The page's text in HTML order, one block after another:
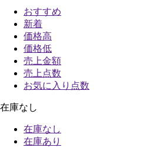
おすすめ
新着
価格高
価格低
売上金額
売上点数
お気に入り点数
在庫なし
在庫なし
在庫あり